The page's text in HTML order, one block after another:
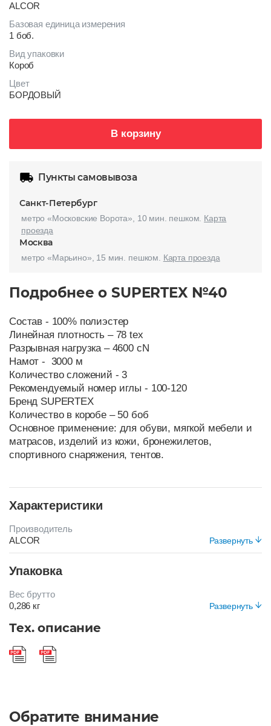
ALCOR
Базовая единица измерения
1 боб.
Вид упаковки
Короб
Цвет
БОРДОВЫЙ
В корзину
Пункты самовывоза
Санкт-Петербург
метро «Московские Ворота», 10 мин. пешком. Карта
проезда
Москва
метро «Марьино», 15 мин. пешком. Карта проезда
Подробнее о SUPERTEX №40
Состав - 100% полиэстер
Линейная плотность – 78 tex
Разрывная нагрузка – 4600 cN
Намот - 3000 м
Количество сложений - 3
Рекомендуемый номер иглы - 100-120
Бренд SUPERTEX
Количество в коробе – 50 боб
Основное применение: для обуви, мягкой мебели и
матрасов, изделий из кожи, бронежилетов,
спортивного снаряжения, тентов.
Характеристики
Развернуть
Производитель
ALCOR
БОРДОВЫЙ
Упаковка
Развернуть
Вес брутто
0,286 кг
Вид упаковки
Короб
Тех. описание
Обратите внимание